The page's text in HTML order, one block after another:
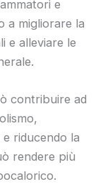
e
a migliorare la
e alleviare le
contribuire ad
riducendo la
rendere più